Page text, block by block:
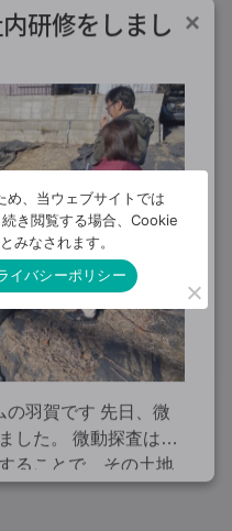
ム」を友だち追加後、
わせ」とスタッフにお伝
ラから↓
こがね雑貨店のお知らせ
20投稿者：e暮らすホーム
研修をしまし
の羽賀です 先日、微
した。 微動探査は、
ることで、その土地
ための調査です。 一
×
め、当ウェブサイトでは
き閲覧する場合、Cookie
みなされます。
イバシーポリシー